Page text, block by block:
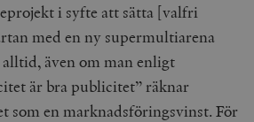
i syfte att sätta [valfri
med en ny supermultiarena
även om man enligt
är bra publicitet” räknar
som en marknadsföringsvinst. För